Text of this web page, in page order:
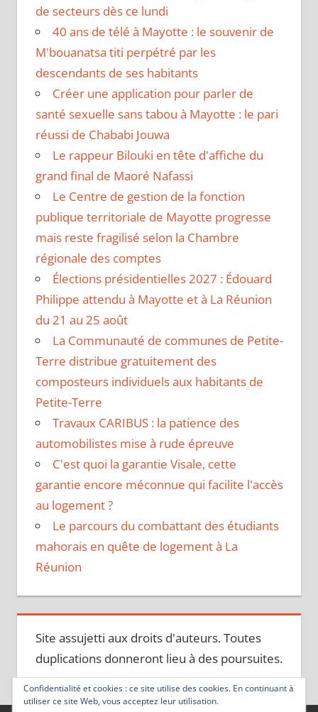
de secteurs dès ce lundi
40 ans de télé à Mayotte : le souvenir de
M'bouanatsa titi perpétré par les
descendants de ses habitants
Créer une application pour parler de
santé sexuelle sans tabou à Mayotte : le pari
réussi de Chababi Jouwa
Le rappeur Bilouki en tête d'affiche du
grand final de Maoré Nafassi
Le Centre de gestion de la fonction
publique territoriale de Mayotte progresse
mais reste fragilisé selon la Chambre
régionale des comptes
Élections présidentielles 2027 : Édouard
Philippe attendu à Mayotte et à La Réunion
du 21 au 25 août
La Communauté de communes de Petite-
Terre distribue gratuitement des
composteurs individuels aux habitants de
Petite-Terre
Travaux CARIBUS : la patience des
automobilistes mise à rude épreuve
C'est quoi la garantie Visale, cette
garantie encore méconnue qui facilite l'accès
au logement ?
Le parcours du combattant des étudiants
mahorais en quête de logement à La
Réunion
Site assujetti aux droits d'auteurs. Toutes
duplications donneront lieu à des poursuites.
Confidentialité et cookies : ce site utilise des cookies. En continuant à
utiliser ce site Web, vous acceptez leur utilisation.